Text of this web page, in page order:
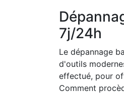
7j/24h
Le dépannage
d'outils
effectué, pour
Comment